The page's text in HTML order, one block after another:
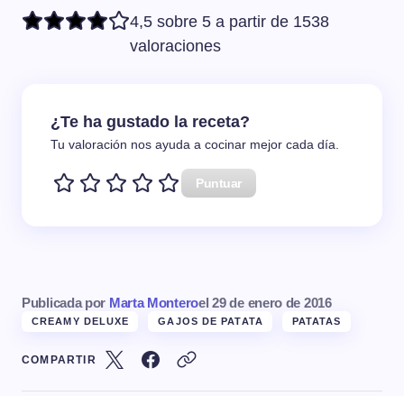
4,5 sobre 5 a partir de 1538
valoraciones
¿Te ha gustado la receta?
Tu valoración nos ayuda a cocinar mejor cada día.
Puntuar
Publicada por Marta Monteroel 29 de enero de 2016
CREAMY DELUXE GAJOS DE PATATA PATATAS
COMPARTIR